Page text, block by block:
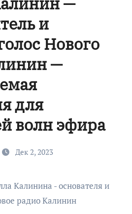
и
Нового
—
для
волн эфира
Дек 2, 2023